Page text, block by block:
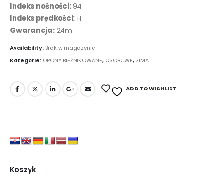
Indeks nośności:94
Indeks prędkości:H
Gwarancja:24m
Availability: Brak w magazynie
Kategorie: OPONY BIEŻNIKOWANE, OSOBOWE, ZIMA
ADD TO WISHLIST
Koszyk